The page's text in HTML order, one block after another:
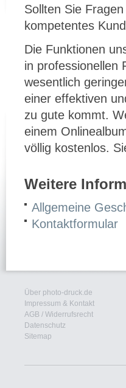
Sollten Sie
kompetentes
Die Funktionen
in professionellen
wesentlich
einer effektiven
zu gute kommt.
einem
völlig kostenlos.
Weitere
Allgemeine
Kontaktformular
Über photo-druck.de
Impressum & Kontakt
AGB / Widerrufsrecht
Datenschutz
Sitemap